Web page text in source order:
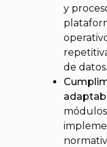
y
de datos.